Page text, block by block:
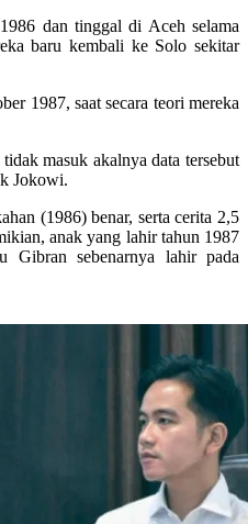
dan tinggal di Aceh selama
baru kembali ke Solo sekitar
1987, saat secara teori mereka
masuk akalnya data tersebut
Jokowi.
(1986) benar, serta cerita 2,5
anak yang lahir tahun 1987
Gibran sebenarnya lahir pada